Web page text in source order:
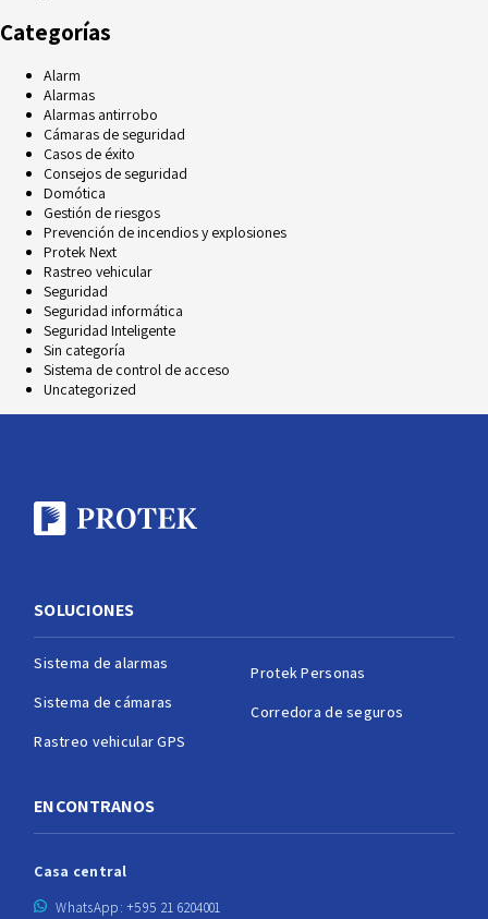
Categorías
Alarm
Alarmas
Alarmas antirrobo
Cámaras de seguridad
Casos de éxito
Consejos de seguridad
Domótica
Gestión de riesgos
Prevención de incendios y explosiones
Protek Next
Rastreo vehicular
Seguridad
Seguridad informática
Seguridad Inteligente
Sin categoría
Sistema de control de acceso
Uncategorized
SOLUCIONES
Sistema de alarmas
Sistema de cámaras
Rastreo vehicular GPS
Protek Personas
Corredora de seguros
ENCONTRANOS
Casa central
WhatsApp: +595 21 6204001